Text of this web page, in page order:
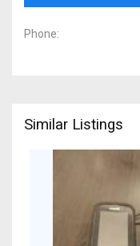
Phone
Similar Listings